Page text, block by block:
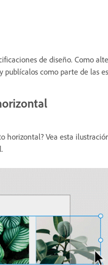
de diseño. Como
como parte de las
horizontal? Vea esta